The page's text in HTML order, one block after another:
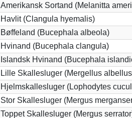
Amerikansk Sortand (Melanitta
Havlit (Clangula hyemalis)
Bøffeland (Bucephala albeola)
Hvinand (Bucephala clangula)
Islandsk Hvinand (Bucephala
Lille Skallesluger (Mergellus
Hjelmskallesluger (Lophodytes
Stor Skallesluger (Mergus
Toppet Skallesluger (Mergus